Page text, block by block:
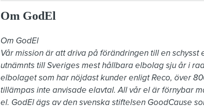
Om GodEl
Om GodEl
Vår mission är att driva på förändringen till en
utnämnts till Sveriges mest hållbara elbolag sju år i
elbolaget som har nöjdast kunder enligt Reco, över
tillämpas inte anvisade elavtal. All vår el är förnybar
el. GodEl ägs av den svenska stiftelsen GoodCause